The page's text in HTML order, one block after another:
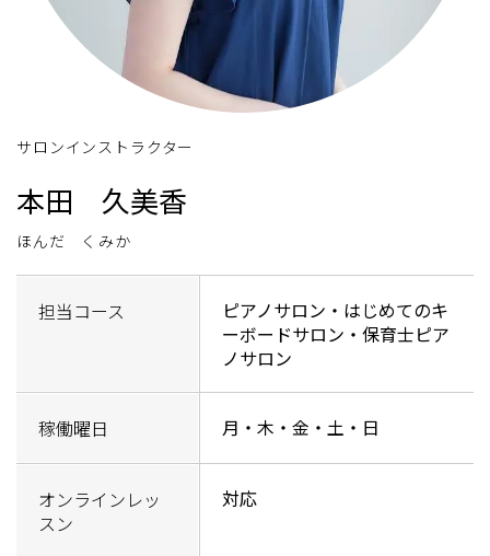
サロンインストラクター
本田 久美香
ほんだ くみか
担当コース
ピアノサロン・はじめてのキ
ーボードサロン・保育士ピア
ノサロン
稼働曜日 月・木・金・土・日
オンラインレッ
スン
対応